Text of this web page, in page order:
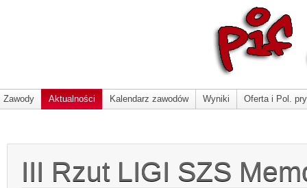
Zawody Aktualności Kalendarz zawodów Wyniki Oferta i Pol.
III Rzut LIGI SZS